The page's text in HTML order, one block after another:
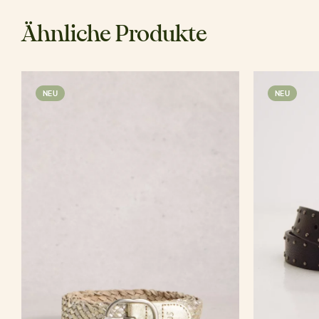
Ähnliche Produkte
NEU NEU